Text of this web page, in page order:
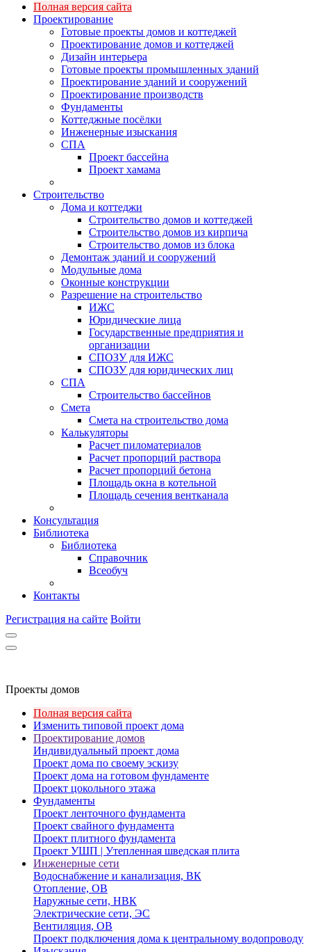
Полная версия сайта
Проектирование
Готовые проекты домов и коттеджей
Проектирование домов и коттеджей
Дизайн интерьера
Готовые проекты промышленных зданий
Проектирование зданий и сооружений
Проектирование производств
Фундаменты
Коттеджные посёлки
Инженерные изыскания
СПА
Проект бассейна
Проект хамама
Строительство
Дома и коттеджи
Строительство домов и коттеджей
Строительство домов из кирпича
Строительство домов из блока
Демонтаж зданий и сооружений
Модульные дома
Оконные конструкции
Разрешение на строительство
ИЖС
Юридические лица
Государственные предприятия и
организации
СПОЗУ для ИЖС
СПОЗУ для юридических лиц
СПА
Строительство бассейнов
Смета
Смета на строительство дома
Калькуляторы
Расчет пиломатериалов
Расчет пропорций раствора
Расчет пропорций бетона
Площадь окна в котельной
Площадь сечения вентканала
Консультация
Библиотека
Библиотека
Справочник
Всеобуч
Контакты
Регистрация на сайте Войти
Проекты домов
Полная версия сайта
Изменить типовой проект дома
Проектирование домов
Индивидуальный проект дома
Проект дома по своему эскизу
Проект дома на готовом фундаменте
Проект цокольного этажа
Фундаменты
Проект ленточного фундамента
Проект свайного фундамента
Проект плитного фундамента
Проект УШП | Утепленная шведская плита
Инженерные сети
Водоснабжение и канализация, ВК
Отопление, ОВ
Наружные сети, НВК
Электрические сети, ЭС
Вентиляция, ОВ
Проект подключения дома к центральному водопроводу